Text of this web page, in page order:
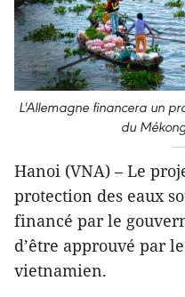
​L'Allemagne financera un
du
Hanoi (VNA) – Le
protection des eaux
financé par le
d’être approuvé par
vietnamien.